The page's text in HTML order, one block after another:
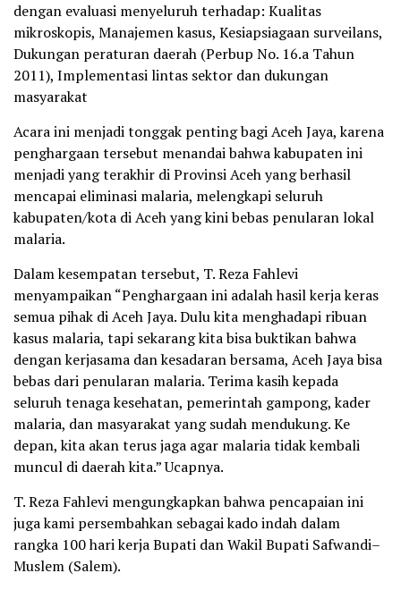
dengan evaluasi menyeluruh terhadap: Kualitas
mikroskopis, Manajemen kasus, Kesiapsiagaan surveilans,
Dukungan peraturan daerah (Perbup No. 16.a Tahun
2011), Implementasi lintas sektor dan dukungan
masyarakat
Acara ini menjadi tonggak penting bagi Aceh Jaya, karena
penghargaan tersebut menandai bahwa kabupaten ini
menjadi yang terakhir di Provinsi Aceh yang berhasil
mencapai eliminasi malaria, melengkapi seluruh
kabupaten/kota di Aceh yang kini bebas penularan lokal
malaria.
Dalam kesempatan tersebut, T. Reza Fahlevi
menyampaikan “Penghargaan ini adalah hasil kerja keras
semua pihak di Aceh Jaya. Dulu kita menghadapi ribuan
kasus malaria, tapi sekarang kita bisa buktikan bahwa
dengan kerjasama dan kesadaran bersama, Aceh Jaya bisa
bebas dari penularan malaria. Terima kasih kepada
seluruh tenaga kesehatan, pemerintah gampong, kader
malaria, dan masyarakat yang sudah mendukung. Ke
depan, kita akan terus jaga agar malaria tidak kembali
muncul di daerah kita.” Ucapnya.
T. Reza Fahlevi mengungkapkan bahwa pencapaian ini
juga kami persembahkan sebagai kado indah dalam
rangka 100 hari kerja Bupati dan Wakil Bupati Safwandi–
Muslem (Salem).